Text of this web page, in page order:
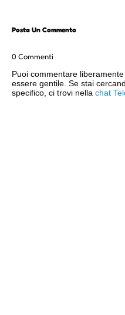
Posta Un Commento
0 Commenti
Puoi commentare
essere gentile. Se stai
specifico, ci trovi nella chat